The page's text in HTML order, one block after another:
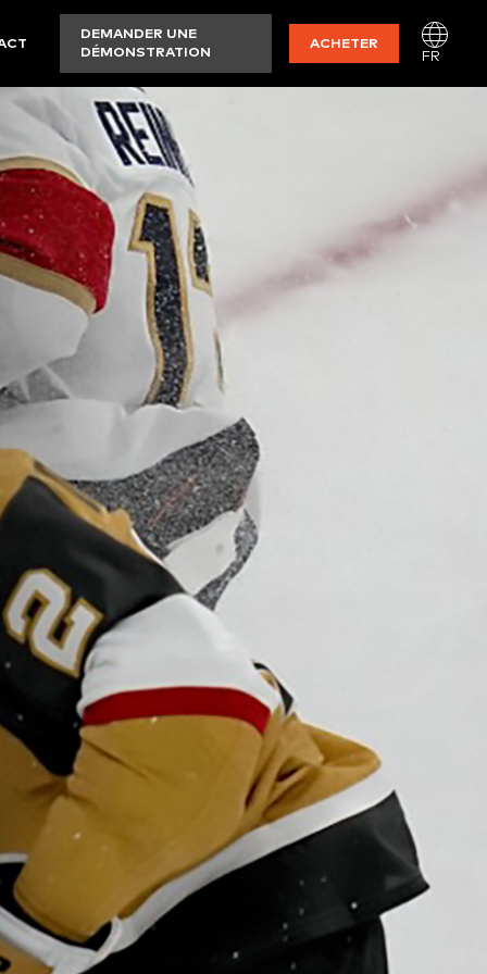
DEMANDER UNE
DÉMONSTRATION
ACHETER
FR